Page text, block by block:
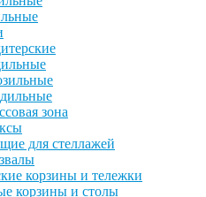
зона
для стеллажей
корзины и тележки
корзины и столы